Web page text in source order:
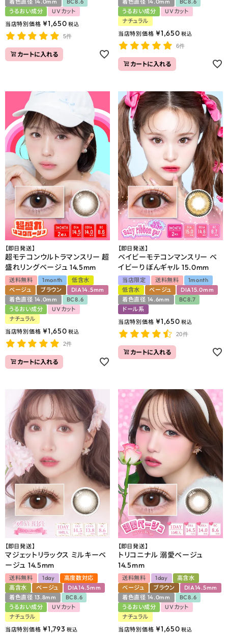
うるおい成分
UVカット
当店特別価格 ¥1,650 税込
5件
カートに入れる
うるおい成分
UVカット
ナチュラル
当店特別価格 ¥1,650 税込
6件
カートに入れる
【即日発送】
超モテコンウルトラマンスリー 超
盛れリングベージュ 14.5mm
送料無料 1month
低含水
ベージュ
ブラウン
DIA14.5mm
着色直径 14.0mm
BC8.6
うるおい成分
UVカット
ナチュラル
当店特別価格 ¥1,650 税込
2件
カートに入れる
【即日発送】
ベイビーモテコンマンスリー ベ
イビーりぼんギャル 15.0mm
当店限定 送料無料
1month
低含水
ベージュ
DIA15.0mm
着色直径 14.6mm
BC8.7
ドール系
当店特別価格 ¥1,650 税込
20件
カートに入れる
【即日発送】
マジェットリラックス ミルキーベ
ージュ 14.5mm
送料無料 1day
高度数対応
高含水
ベージュ
DIA14.5mm
着色直径 13.8mm
BC8.6
うるおい成分
UVカット
ナチュラル
当店特別価格 ¥1,793 税込
【即日発送】
トリコニナル 溺愛ベージュ
14.5mm
送料無料 1day
高含水
ベージュ
ブラウン
DIA14.5mm
着色直径 14.0mm
BC8.6
うるおい成分
UVカット
ナチュラル
当店特別価格 ¥1,650 税込